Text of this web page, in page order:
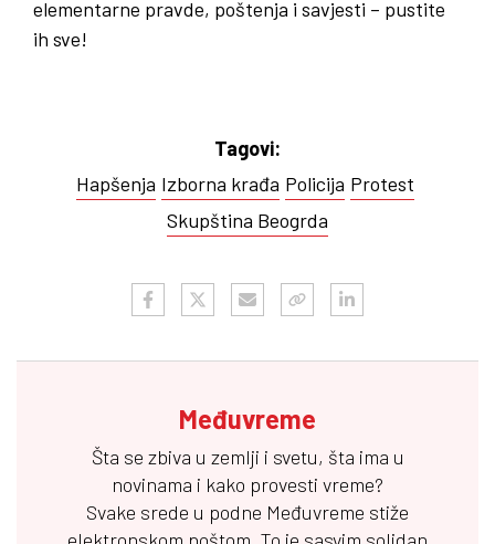
elementarne pravde, poštenja i savjesti – pustite
ih sve!
Tagovi:
Hapšenja Izborna krađa Policija Protest
Skupština Beogrda
Međuvreme
Šta se zbiva u zemlji i svetu, šta ima u
novinama i kako provesti vreme?
Svake srede u podne Međuvreme stiže